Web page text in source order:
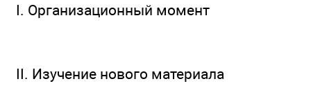
I. Организационный момент
II. Изучение нового материала